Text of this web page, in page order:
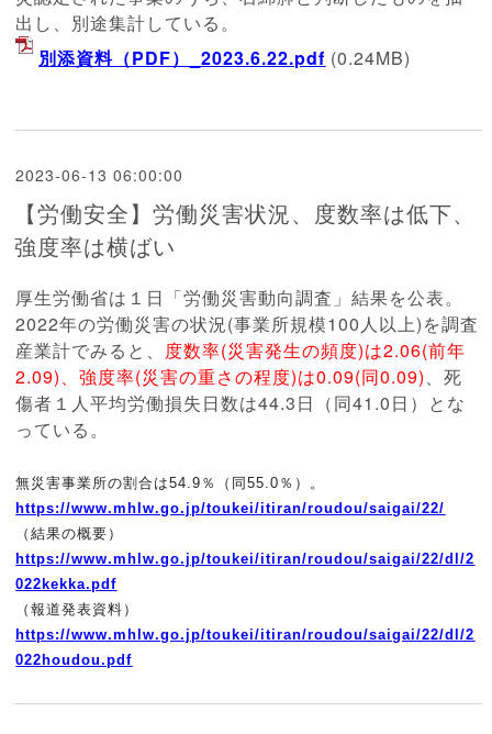
出し、別途集計している。
別添資料（PDF）_2023.6.22.pdf (0.24MB)
2023-06-13 06:00:00
【労働安全】労働災害状況、度数率は低下、
強度率は横ばい
厚生労働省は１日「労働災害動向調査」結果を公表。
2022年の労働災害の状況(事業所規模100人以上)を調査
産業計でみると、 度数率(災害発生の頻度)は2.06(前年
2.09)、強度率(災害の重さの程度)は0.09(同0.09)、死
傷者１人平均労働損失日数は44.3日（同41.0日）とな
っている。
無災害事業所の割合は54.9％（同55.0％）。
https://www.mhlw.go.jp/toukei/itiran/roudou/saigai/22/
（結果の概要）
https://www.mhlw.go.jp/toukei/itiran/roudou/saigai/22/dl/2
022kekka.pdf
（報道発表資料）
https://www.mhlw.go.jp/toukei/itiran/roudou/saigai/22/dl/2
022houdou.pdf